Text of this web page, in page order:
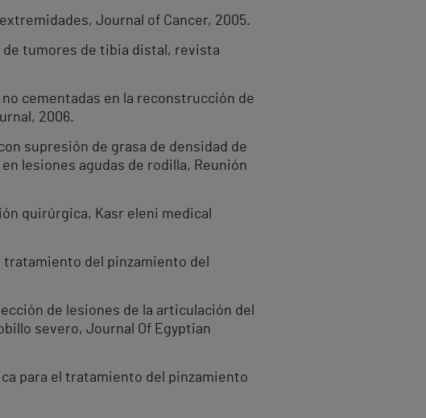
Journal of Cancer, 2005.
de tumores de tibia distal, revista
cementadas en la reconstrucción de
2006.
supresión de grasa de densidad de
lesiones agudas de rodilla, Reunión
quirúrgica, Kasr eleni medical
del pinzamiento del
de lesiones de la articulación del
severo, Journal Of Egyptian
para el tratamiento del pinzamiento